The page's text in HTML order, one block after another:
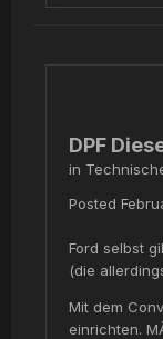
DPF
in
Posted
Ford selbst
(die
Mit dem
einrichten.